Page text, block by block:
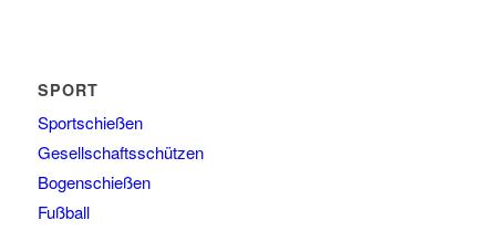
SPORT
Sportschießen
Gesellschaftsschützen
Bogenschießen
Fußball